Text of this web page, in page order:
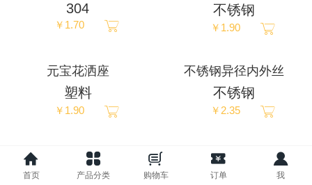
Italia
ئۇيغۇرچە
304
￥1.70
不锈钢
￥1.90
元宝花洒座
塑料
￥1.90
不锈钢异径内外丝
不锈钢
￥2.35
半钢下水头隔渣碟
￥2.35
304洗衣机嘴-尖嘴
单冷
首页 产品分类 购物车 订单 我